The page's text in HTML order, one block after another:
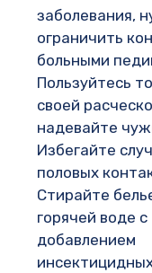
заболевания,
ограничить
больными
Пользуйтесь
своей
надевайте
Избегайте
половых
Стирайте
горячей воде с
добавлением